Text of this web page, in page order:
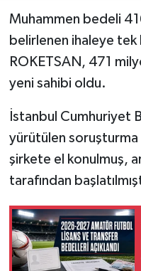
Muhammen bedeli
belirlenen ihaleye tek
ROKETSAN, 471
yeni sahibi oldu.
İstanbul Cumhuriyet
yürütülen soruşturma
şirkete el konulmuş,
tarafından